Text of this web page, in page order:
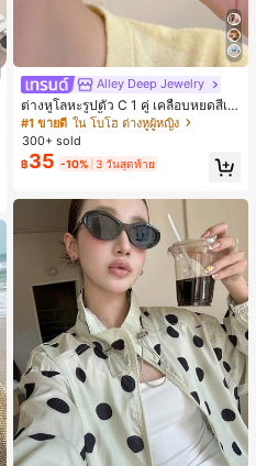
Alley Deep Jewelry
ต่างหูโลหะรูปตัว C 1 คู่ เคลือบหยดสีเห
ลือง ลายจุดสีน้ำเงิน สไตล์ยุโรปและอเม
ริกัน แฟชั่นส่วนตัว หวานและสง่างาม
สำหรับผู้หญิงและเด็กหญิง สำหรับการเ
ดินทาง งานแต่งงาน ปาร์ตี้ วันเกิด ของ
#1 ขายดี ใน โบโฮ ต่างหูผู้หญิง
ลูกค้ากลับมาซื้อซ้ำ!
เกือบหมดแล้ว!
#1 ขายดี ใน โบโฮ ต่างหูผู้หญิง
ลูกค้ากลับมาซื้อซ้ำ!
เกือบหมดแล้ว!
#1 ขายดี ใน โบโฮ ต่างหูผู้หญิง
ลูกค้ากลับมาซื้อซ้ำ!
เกือบหมดแล้ว!
#1 ขายดี ใน โบโฮ ต่างหูผู้หญิง
เกือบหมดแล้ว!
300+ sold
฿35 -10% 3 วันสุดท้าย